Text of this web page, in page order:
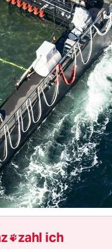
in
zahl ich